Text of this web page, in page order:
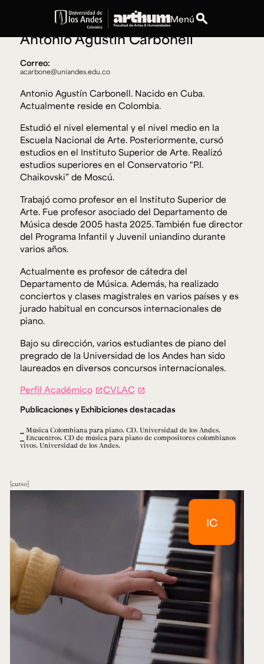
Menúsearch
Personas
expand_more
Explora ArteHum expand_more
Configuración de cookies
Universidad de los Andes | Vigilada Mineducación.
Reconocimiento como universidad: Decreto 1297 del 30
de mayo de 1964. Reconocimiento de personería jurídica:
Acreditación institucional de alta calidad, 10 años:
Dirección
Calle 19A #1 - 37
Este. Bloque K.
Teléfono
[+57] (601) 339 4949
Arte e
Ext. 2626
Literatura y
Narrativas Digitales
Música
Posgrados
Ext. 4925
Educación
Continua
Ext. 4795
Antonio Agustin Carbonell
Profesora de Cátedra Música
Correo:
acarbone@uniandes.edu.co
Antonio Agustín Carbonell. Nacido en Cuba.
Actualmente reside en Colombia.
Estudió el nivel elemental y el nivel medio en la
Escuela Nacional de Arte. Posteriormente, cursó
estudios en el Instituto Superior de Arte. Realizó
estudios superiores en el Conservatorio “P.I.
Chaikovski” de Moscú.
Trabajó como profesor en el Instituto Superior de
Arte. Fue profesor asociado del Departamento de
Música desde 2005 hasta 2025. También fue director
del Programa Infantil y Juvenil uniandino durante
varios años.
Actualmente es profesor de cátedra del
Departamento de Música. Además, ha realizado
conciertos y clases magistrales en varios países y es
jurado habitual en concursos internacionales de
piano.
Bajo su dirección, varios estudiantes de piano del
pregrado de la Universidad de los Andes han sido
laureados en diversos concursos internacionales.
Perfil Académico CVLAC
Publicaciones y Exhibiciones destacadas
Música Colombiana para piano. CD. Universidad de los Andes.
Encuentros. CD de música para piano de compositores colombianos
vivos. Universidad de los Andes.
curso
IC